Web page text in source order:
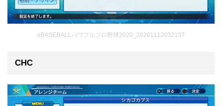
eBASEBALLパワフルプロ野球2020_20201112032137
CHC